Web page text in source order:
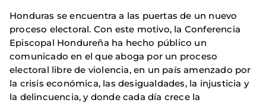
Honduras se encuentra a las puertas de un nuevo
proceso electoral. Con este motivo, la Conferencia
Episcopal Hondureña ha hecho público un
comunicado en el que aboga por un proceso
electoral libre de violencia, en un país amenzado por
la crisis económica, las desigualdades, la injusticia y
la delincuencia, y donde cada día crece la